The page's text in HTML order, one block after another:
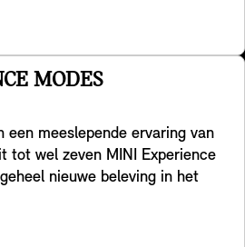
op buitenwegen en op de
In het verlichtingsmenu kies
lichteffecten voor
regelgeving.
MODES
een meeslepende ervaring van
tot wel zeven MINI Experience
nieuwe beleving in het
achtergrond en